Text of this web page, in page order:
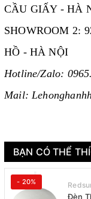
CẦU GIẤY - HÀ
SHOWROOM 2:
HỒ - HÀ NỘI
Hotline/Zalo:
Mail:
BẠN CÓ THỂ
- 20%
Đèn